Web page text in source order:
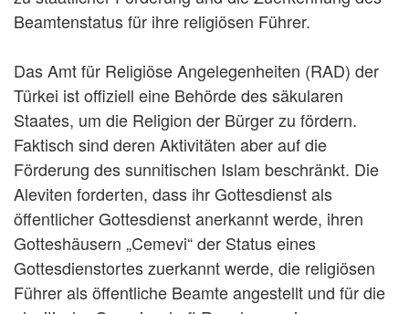
Beamtenstatus für ihre religiösen Führer.
Das Amt für Religiöse Angelegenheiten (RAD) der
Türkei ist offiziell eine Behörde des säkularen
Staates, um die Religion der Bürger zu fördern.
Faktisch sind deren Aktivitäten aber auf die
Förderung des sunnitischen Islam beschränkt. Die
Aleviten forderten, dass ihr Gottesdienst als
öffentlicher Gottesdienst anerkannt werde, ihren
Gotteshäusern „Cemevi“ der Status eines
Gottesdienstortes zuerkannt werde, die religiösen
Führer als öffentliche Beamte angestellt und für die